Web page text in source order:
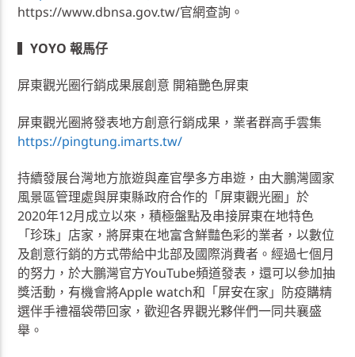
https://www.dbnsa.gov.tw/官網查詢。
▍YOYO 報馬仔
屏東觀光圈行銷成果展創意 開箱艷色屏東
屏東觀光圈將發表地方創意行銷成果，業者群高手雲集
https://pingtung.imarts.tw/
持續發展台灣地方旅遊與產官學多方串遊，由大鵬灣國家
風景區管理處與屏東縣政府合作的「屏東觀光圈」於
2020年12月成立以來，積極盤點及串接屏東在地特色
「珍珠」店家，將屏東在地富含鮮豔色彩的業者，以數位
及創意行銷的方式帶給中北部及國際消費者。經過七個月
的努力，於大鵬灣官方YouTube頻道發表，還可以參加抽
獎活動，有機會將Apple watch和「屏安在家」防疫購精
選伴手禮福袋帶回家，歡迎各界觀光夥伴們一同共襄盛
舉。